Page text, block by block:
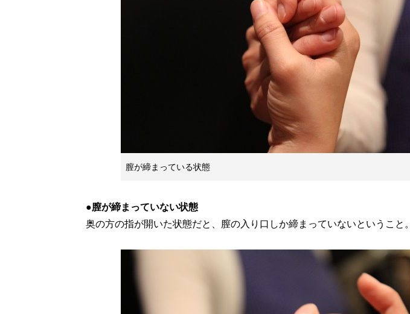
膣が締まっている状態
●膣が締まっていない状態
奥の方の指が開いた状態だと、膣の入り口しか締まっていないということ。